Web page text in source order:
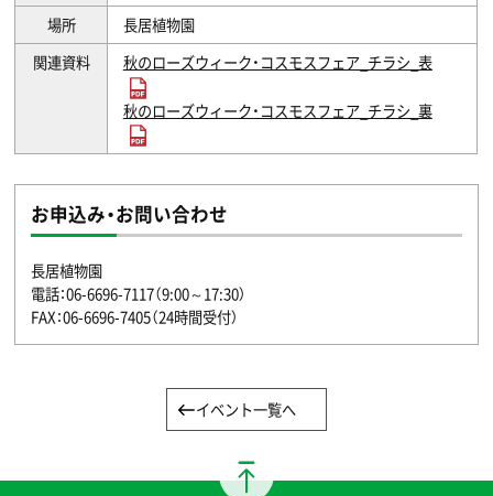
場所
長居植物園
関連資料
秋のローズウィーク・コスモスフェア_チラシ_表
秋のローズウィーク・コスモスフェア_チラシ_裏
お申込み・お問い合わせ
長居植物園
電話：06-6696-7117（9:00～17:30）
FAX：06-6696-7405（24時間受付）
イベント一覧へ